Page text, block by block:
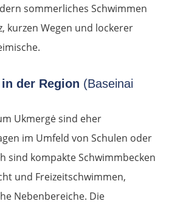
sommerliches Schwimmen
kurzen Wegen und lockerer
der Region (Baseinai
Ukmergė sind eher
im Umfeld von Schulen oder
sind kompakte Schwimmbecken
und Freizeitschwimmen,
Nebenbereiche. Die